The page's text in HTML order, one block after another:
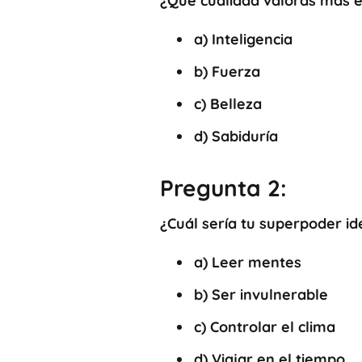
a) Inteligencia
b) Fuerza
c) Belleza
d) Sabiduría
Pregunta 2:
¿Cuál sería tu superpoder
a) Leer mentes
b) Ser invulnerable
c) Controlar el clima